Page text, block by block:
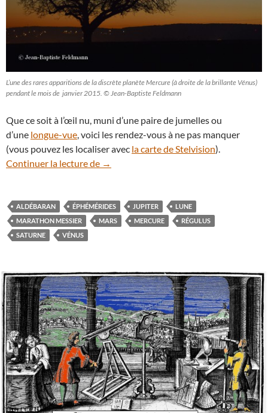
L’une des rares apparitions de la discrète planète Mercure (à droite de la brillante Vénus)
pendant le mois de janvier 2015. © Jean-Baptiste Feldmann
Que ce soit à l’œil nu, muni d’une paire de jumelles ou
d’une longue-vue , voici les rendez-vous à ne pas manquer
(vous pouvez les localiser avec la carte de Stelvision).
Continuer la lecture de
Que voir dans le ciel nocturne au mois
→
ALDÉBARAN ÉPHÉMÉRIDES JUPITER
LUNE
MARATHON MESSIER
MARS MERCURE
RÉGULUS
SATURNE
VÉNUS